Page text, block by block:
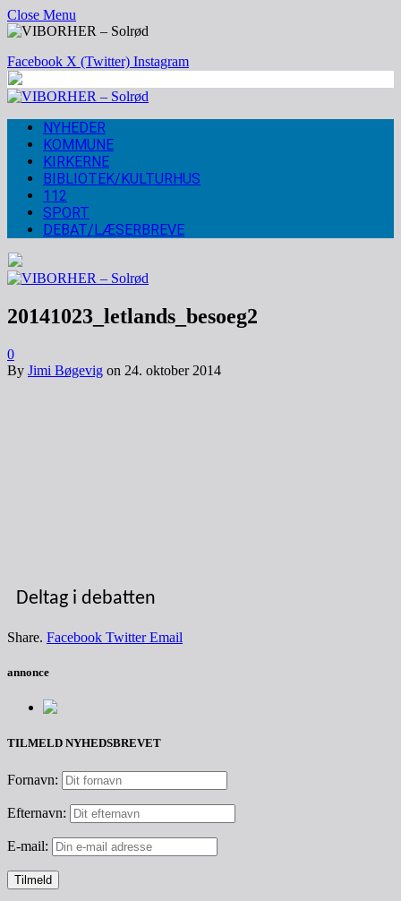
Close Menu
Facebook X (Twitter) Instagram
NYHEDER
KOMMUNE
KIRKERNE
BIBLIOTEK/KULTURHUS
112
SPORT
DEBAT/LÆSERBREVE
20141023_letlands_besoeg2
0
By Jimi Bøgevig on 24. oktober 2014
Deltag i debatten
Share. Facebook Twitter Email
annonce
TILMELD NYHEDSBREVET
Fornavn:
Efternavn:
E-mail: